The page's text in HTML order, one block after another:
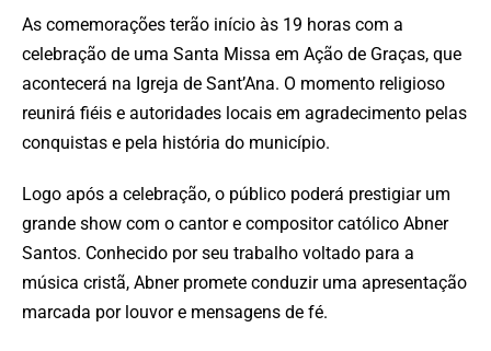
As comemorações terão início às 19 horas com a
celebração de uma Santa Missa em Ação de Graças, que
acontecerá na Igreja de Sant’Ana. O momento religioso
reunirá fiéis e autoridades locais em agradecimento pelas
conquistas e pela história do município.
Logo após a celebração, o público poderá prestigiar um
grande show com o cantor e compositor católico Abner
Santos. Conhecido por seu trabalho voltado para a
música cristã, Abner promete conduzir uma apresentação
marcada por louvor e mensagens de fé.